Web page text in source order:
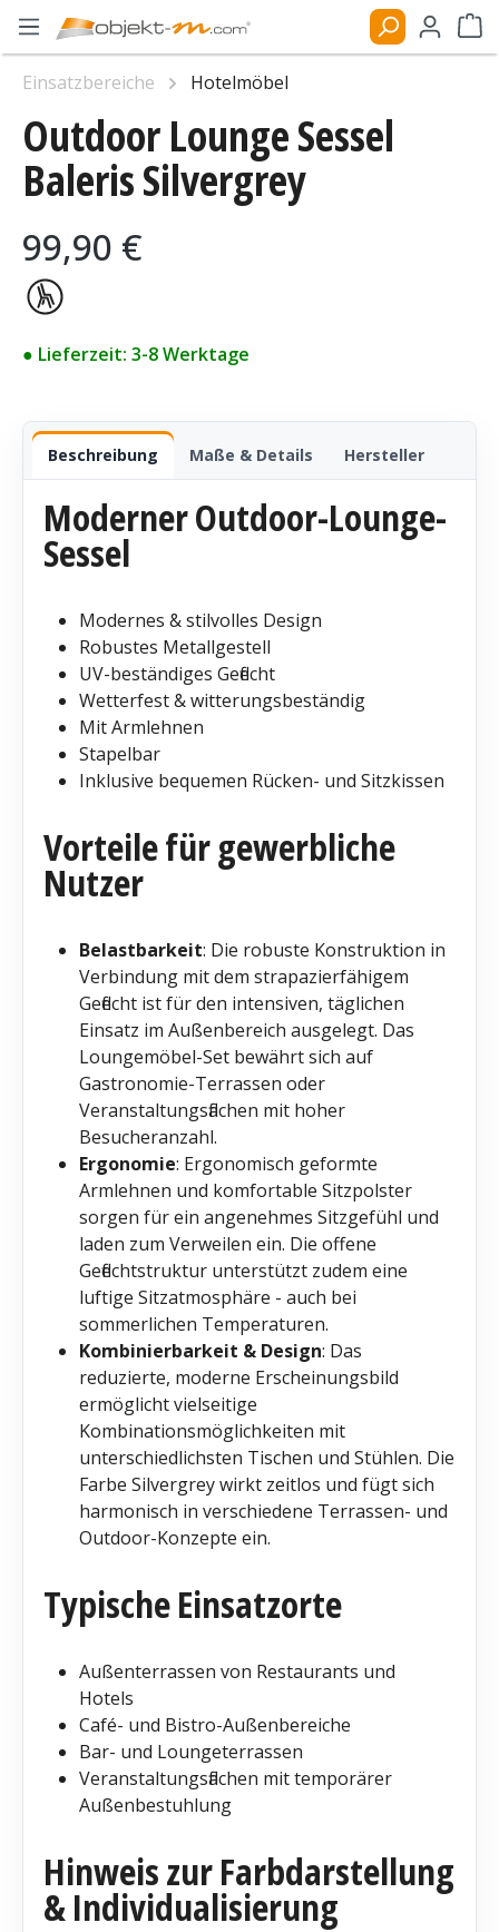
Zum Hauptinhalt springen
Outdoor Lounge Sessel
Baleris Silvergrey
Regulärer Preis:
99,90 €
● Lieferzeit: 3-8 Werktage
Beschreibung Maße & Details Hersteller
Moderner Outdoor-Lounge-
Sessel
Modernes & stilvolles Design
Robustes Metallgestell
UV-beständiges Geflecht
Wetterfest & witterungsbeständig
Mit Armlehnen
Stapelbar
Inklusive bequemen Rücken- und Sitzkissen
Vorteile für gewerbliche
Nutzer
Belastbarkeit: Die robuste Konstruktion in
Verbindung mit dem strapazierfähigem
Geflecht ist für den intensiven, täglichen
Einsatz im Außenbereich ausgelegt. Das
Loungemöbel-Set bewährt sich auf
Gastronomie-Terrassen oder
Veranstaltungsflächen mit hoher
Besucheranzahl.
Ergonomie: Ergonomisch geformte
Armlehnen und komfortable Sitzpolster
sorgen für ein angenehmes Sitzgefühl und
laden zum Verweilen ein. Die offene
Geflechtstruktur unterstützt zudem eine
luftige Sitzatmosphäre - auch bei
sommerlichen Temperaturen.
Kombinierbarkeit & Design: Das
reduzierte, moderne Erscheinungsbild
ermöglicht vielseitige
Kombinationsmöglichkeiten mit
unterschiedlichsten Tischen und Stühlen. Die
Farbe Silvergrey wirkt zeitlos und fügt sich
harmonisch in verschiedene Terrassen- und
Outdoor-Konzepte ein.
Typische Einsatzorte
Außenterrassen von Restaurants und
Hotels
Café- und Bistro-Außenbereiche
Bar- und Loungeterrassen
Veranstaltungsflächen mit temporärer
Außenbestuhlung
Hinweis zur Farbdarstellung
& Individualisierung
Einsatzbereiche
Hotelmöbel
Bildergalerie überspringen